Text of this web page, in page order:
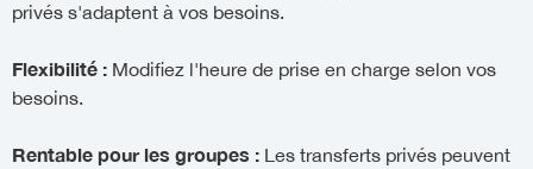
privés s'adaptent à vos besoins.
Flexibilité : Modifiez l'heure de prise en charge selon vos
besoins.
Rentable pour les groupes : Les transferts privés peuvent